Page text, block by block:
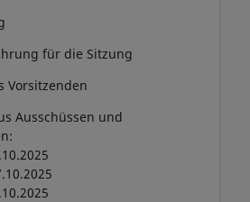
für die Sitzung
Vorsitzenden
Ausschüssen und